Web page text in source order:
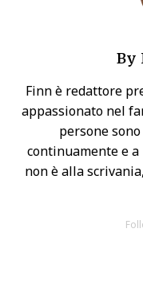
By
Finn è redattore
appassionato nel
persone
continuamente e a
non è alla